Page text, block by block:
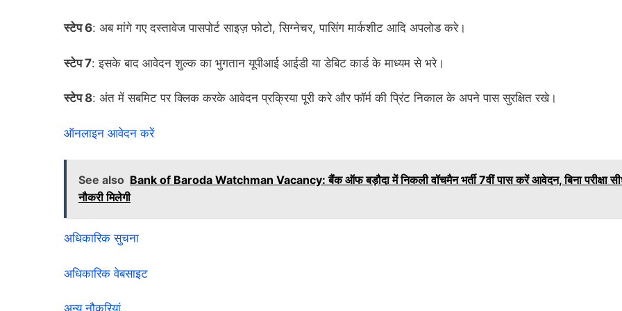
स्टेप 6: अब मांगे गए दस्तावेज पासपोर्ट साइज़ फोटो, सिग्नेचर, पासिंग मार्कशीट आदि अपलोड करे।
स्टेप 7: इसके बाद आवेदन शुल्क का भुगतान यूपीआई आईडी या डेबिट कार्ड के माध्यम से भरे।
स्टेप 8: अंत में सबमिट पर क्लिक करके आवेदन प्रक्रिया पूरी करे और फॉर्म की प्रिंट निकाल के अपने पास सुरक्षित रखे।
ऑनलाइन आवेदन करें
See also Bank of Baroda Watchman Vacancy: बैंक ऑफ बड़ौदा में निकली वॉचमैन भर्ती 7वीं पास करें आवेदन, बिना परीक्षा
नौकरी मिलेगी
अधिकारिक सुचना
अधिकारिक वेबसाइट